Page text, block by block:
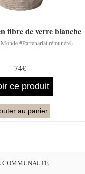
fibre de verre blanche
#Partenariat rémunéré)
74€
ce produit
au panier
COMMUNAUTÉ